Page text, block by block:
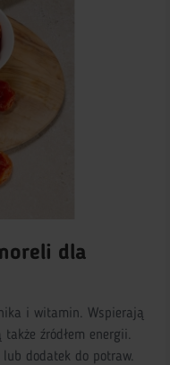
dla
i witamin. Wspierają
źródłem energii.
lub dodatek do potraw.